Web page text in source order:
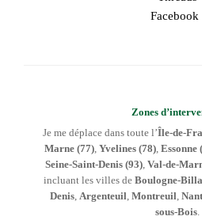
Facebook
Zones
Je me déplace dans toute l’Île-de-
Marne (77) Yvelines (78) Essonne
Seine-Saint-Denis (93), Val-de-
incluant les villes de Boulogne-
Denis, Argenteuil Montreuil
sous-Bois